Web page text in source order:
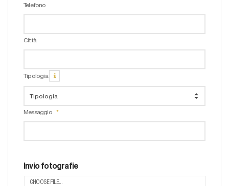
Telefono
Città
Tipologia
Messaggio
Invio fotografie
CHOOSE FILE...